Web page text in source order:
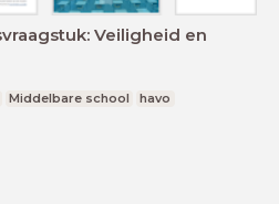
Veiligheid en
Middelbare school
havo